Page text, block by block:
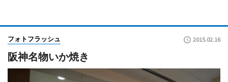
フォトフラッシュ 2015.02.16
阪神名物いか焼き